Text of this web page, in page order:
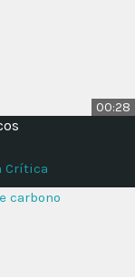
00:28
Crítica